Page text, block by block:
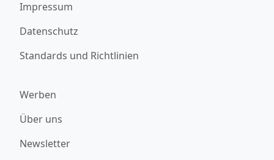
Impressum
Datenschutz
Standards und Richtlinien
Werben
Über uns
Newsletter